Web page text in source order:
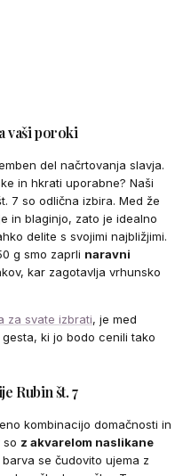
vaši poroki
del načrtovanja slavja.
in hkrati uporabne? Naši
7 so odlična izbira. Med že
in blaginjo, zato je idealno
delite s svojimi najbližjimi.
g smo zaprli naravni
kar zagotavlja vrhunsko
za svate izbrati, je med
ki jo bodo cenili tako
Rubin št. 7
kombinacijo domačnosti in
so z akvarelom naslikane
barva se čudovito ujema z